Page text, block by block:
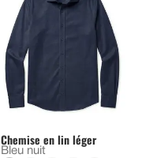
Chemise en lin léger
Bleu nuit